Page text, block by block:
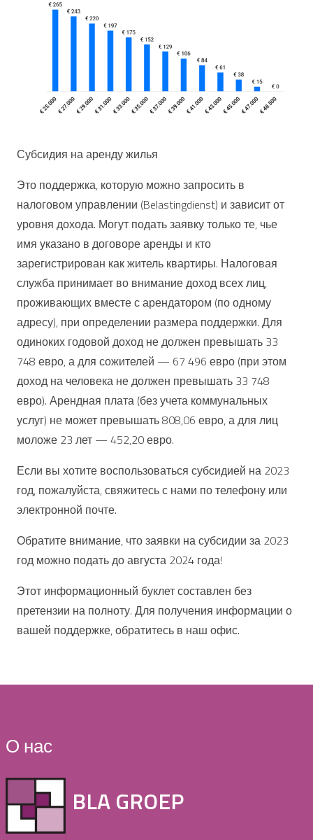
Субсидия на аренду жилья
Это поддержка, которую можно запросить в
налоговом управлении (Belastingdienst) и зависит от
уровня дохода. Могут подать заявку только те, чье
имя указано в договоре аренды и кто
зарегистрирован как житель квартиры. Налоговая
служба принимает во внимание доход всех лиц,
проживающих вместе с арендатором (по одному
адресу), при определении размера поддержки. Для
одиноких годовой доход не должен превышать 33
748 евро, а для сожителей — 67 496 евро (при этом
доход на человека не должен превышать 33 748
евро). Арендная плата (без учета коммунальных
услуг) не может превышать 808,06 евро, а для лиц
моложе 23 лет — 452,20 евро.
Если вы хотите воспользоваться субсидией на 2023
год, пожалуйста, свяжитесь с нами по телефону или
электронной почте.
Обратите внимание, что заявки на субсидии за 2023
год можно подать до августа 2024 года!
Этот информационный буклет составлен без
претензии на полноту. Для получения информации о
вашей поддержке, обратитесь в наш офис.
О нас
BLA GROEP